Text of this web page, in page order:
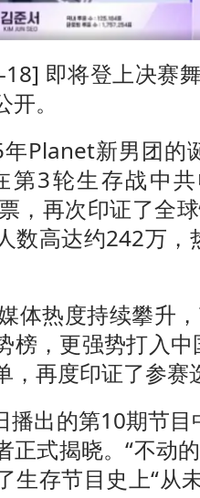
即将登上决赛
。
Planet新男团的
第3轮生存战中
，再次印证了全
数高达约242万
体热度持续攀升
榜，更强势打入
，再度印证了参赛
播出的第10期节
正式揭晓。“不动
生存节目史上“从